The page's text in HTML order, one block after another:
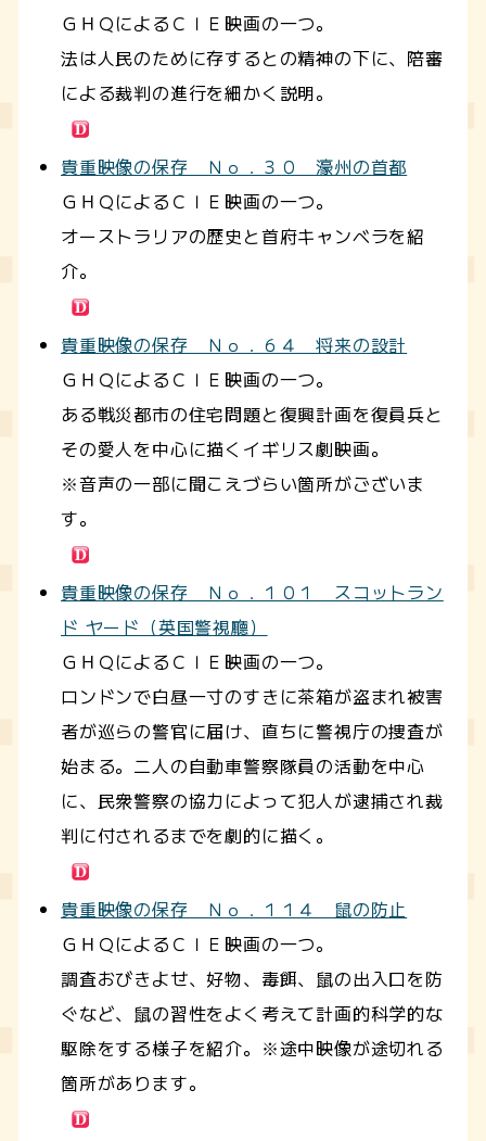
ＧＨＱによるＣＩＥ映画の一つ。
法は人民のために存するとの精神の下に、陪審
による裁判の進行を細かく説明。
貴重映像の保存 Ｎｏ．３０ 濠州の首都
ＧＨＱによるＣＩＥ映画の一つ。
オーストラリアの歴史と首府キャンベラを紹
介。
貴重映像の保存 Ｎｏ．６４ 将来の設計
ＧＨＱによるＣＩＥ映画の一つ。
ある戦災都市の住宅問題と復興計画を復員兵と
その愛人を中心に描くイギリス劇映画。
※音声の一部に聞こえづらい箇所がございま
す。
貴重映像の保存 Ｎｏ．１０１ スコットラン
ド ヤード（英国警視廳）
ＧＨＱによるＣＩＥ映画の一つ。
ロンドンで白昼一寸のすきに茶箱が盗まれ被害
者が巡らの警官に届け、直ちに警視庁の捜査が
始まる。二人の自動車警察隊員の活動を中心
に、民衆警察の協力によって犯人が逮捕され裁
判に付されるまでを劇的に描く。
貴重映像の保存 Ｎｏ．１１４ 鼠の防止
ＧＨＱによるＣＩＥ映画の一つ。
調査おびきよせ、好物、毒餌、鼠の出入口を防
ぐなど、鼠の習性をよく考えて計画的科学的な
駆除をする様子を紹介。※途中映像が途切れる
箇所があります。